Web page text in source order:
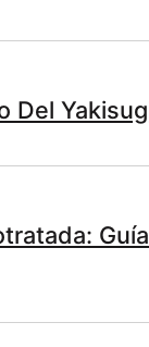
Del